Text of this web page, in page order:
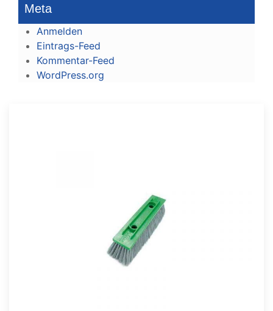
Meta
Anmelden
Eintrags-Feed
Kommentar-Feed
WordPress.org